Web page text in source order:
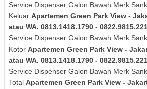
Service Dispenser Galon Bawah Merk
Keluar Apartemen Green Park View -
atau WA. 0813.1418.1790 -
Service Dispenser Galon Bawah Merk
Kotor Apartemen Green Park View -
atau WA. 0813.1418.1790 -
Service Dispenser Galon Bawah Merk
Total Apartemen Green Park View -